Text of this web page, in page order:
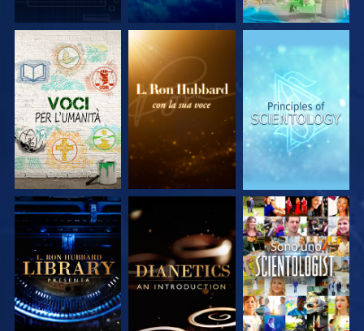
ESPLORA LE
SERIE
ESPLORA LE
SERIE
ESPLORA LE
SERIE
ESPLORA LE
SERIE
ESPLORA LE
SERIE
GUARDA